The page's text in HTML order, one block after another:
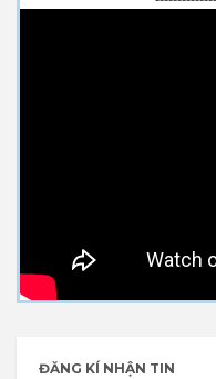
ĐĂNG KÍ NHẬN TIN